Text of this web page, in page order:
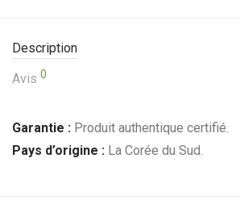
Description
Avis 0
Garantie : Produit authentique certifié.
Pays d’origine : La Corée du Sud.